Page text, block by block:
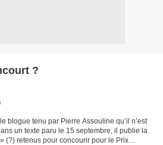
?
blogue tenu par Pierre Assouline qu’il n’est
un texte paru le 15 septembre, il publie la
(?) retenus pour concourir pour le Prix